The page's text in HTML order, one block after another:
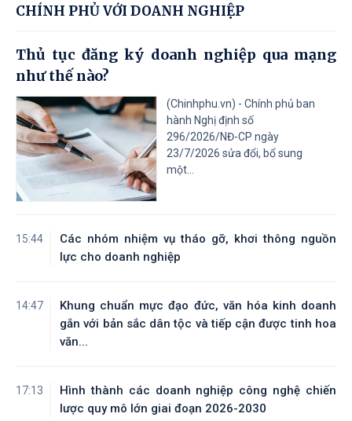
CHÍNH PHỦ VỚI DOANH NGHIỆP
Thủ tục đăng ký doanh nghiệp qua mạng
như thế nào?
(Chinhphu.vn) - Chính phủ ban
hành Nghị định số
296/2026/NĐ-CP ngày
23/7/2026 sửa đổi, bổ sung
một...
15:44
Các nhóm nhiệm vụ tháo gỡ, khơi thông nguồn
lực cho doanh nghiệp
14:47
Khung chuẩn mực đạo đức, văn hóa kinh doanh
gắn với bản sắc dân tộc và tiếp cận được tinh hoa
văn...
17:13
Hình thành các doanh nghiệp công nghệ chiến
lược quy mô lớn giai đoạn 2026-2030